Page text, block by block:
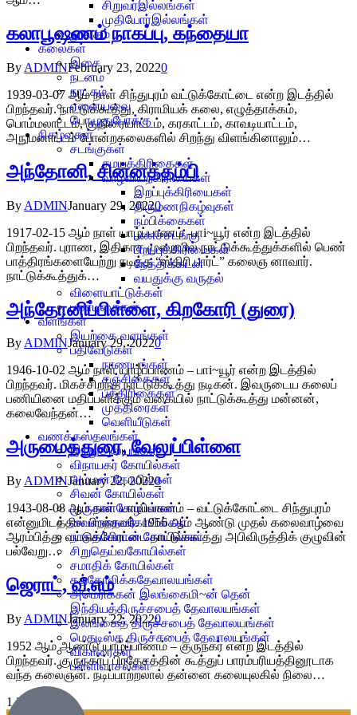
கலாபூஷணம் நாகப்பு, கந்தையா
By ADMINFebruary 23, 20220
1939-03-07 ஆம் நாள் சிந்துபுரம் வட்டுக்கோட்டை என்ற இடத்தில்
பிறந்தவர். நாட்டுக்கூத்து, கிராமியக் கலை, எழுத்தாக்கம்,
பொம்மலாட்டம், குதிரையாட்டம், கரகாட்டம், காவடியாட்டம்,
அநுமனாட்டம் போன்றகலைகளில் சிறந்து விளங்கினாலும்…
அந்தோனி, சின்னத்தம்பி
By ADMINJanuary 29, 20220
1917-02-15 ஆம் நாள் யாழ்ப்பாணம் -பாi~யூர் என்ற இடத்தில்
பிறந்தவர். புராண, இதிகாச முறையில் நாட்டுக்கூத்துக்களில் பெண்
பாத்திரங்களையேற்று நடித்த “ஸ்திரி பார்ட்” கலைஞ னாவார்.
நாட்டுக்கூத்துக்…
அந்தோனிப்பிள்ளை, கிறகோரி (துரை)
ByADMINJanuary 29, 20220
1946-10-02 ஆம் நாள் யாழ்ப்பாணம் – பாi~யூர் என்ற இடத்தில்
பிறந்தவர். மிகச்சிறந்த நாட்டுக்கூத்து நடிகன். இவருடைய கலைப்
பணியினை மதிப்பளிக்கும் வகையில் நாட்டுக்கூத்து மன்னன்,
கலைவேந்தன்…
அருமைத்துரை, வேலுப்பிள்ளை
By ADMINJanuary 22, 20220
1943-08-08 ஆம் நாள் யாழ்ப்பாணம் – வட்டுக்கோட்டை சிந்துபுரம்
என்னுமிடத்தில் பிறந்தவர். 1956 ஆம் ஆண்டு முதல் கலைவாழ்வை
ஆரம்பித்து வட்டுக்கோட்டை நாட்டுக்கூத்து அபிவிருத்திக் குழுவின்
பல்வேறு…
ஜெராட், வீ.எம்
By ADMINJanuary 22, 20220
1952 ஆம் ஆண்டு யாழ்ப்பாணம் – குருநகர் என்ற இடத்தில்
பிறந்தவர். குருநகர்ப் பிரதேசத்தின் கூத்துப் பாரம்பரியத்தினூடாக
வந்த கலைஞன். நடிப்பாற்றலால் தன்னை கலையுலகில் நிலை…
1 2
சிறுவர்இல்லங்கள்
முதியோர்இல்லங்கள்
நூலகம்
கலைகள்
இசை
நடனம்
நாடகம்
ஏனையவை
பொழுதுபோக்கு
நிகழ்வுகள்
சடங்குகள்
சமயக்கிரிகைகள்
வாழ்வியற்கிரியைகள்
இறப்புக்கிரியைகள்
திருமணநிகழ்வுகள்
நம்பிக்கைகள்
பணச்சடங்கு
பிறப்புக்கிரியைகள்
நேத்திக்கடன்
வயதுக்கு வருதல்
விளையாட்டுக்கள்
பண்டிகைகள்
வளங்கள்
இயற்கை வளங்கள்
பதிவேடுகள்
நாணயங்கள்
சஞ்சிகைகள்
பத்திரிகைகள்
முத்திரைகள்
வெளியீடுகள்
வணக்கஸ்தலங்கள்
இந்துஆலயங்கள்
விநாயகர் கோயில்கள்
அம்மன் கோயில்கள்
சிவன் கோயில்கள்
முருகன் கோயில்கள்
வைஸ்ணவகோயில்கள்
நாகதம்பிரான் கோயில்கள்
சிறுதெய்வகோயில்கள்
சமாதிக் கோயில்கள்
கத்தோலிக்கதேவாலயங்கள்
அமெரிக்கன் இலங்கைமி~ன் தென்
இந்தியத்திருச்சபைத் தேவாலயங்கள்
இலங்கைத் திருச்சபைத் தேவாலயங்கள்
மெதடிஸ்த திருச்சபைத் தேவாலயங்கள்
விகாரைகள்
பள்ளிவாசல்கள்